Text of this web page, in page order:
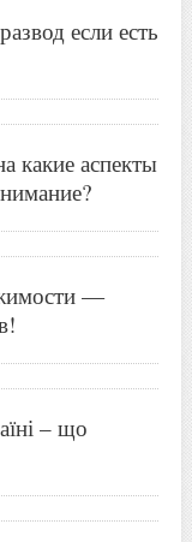
если есть
какие аспекты
—
– що